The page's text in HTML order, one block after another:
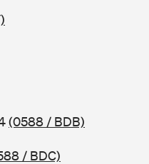
(0588 / BDB)
/ BDC)